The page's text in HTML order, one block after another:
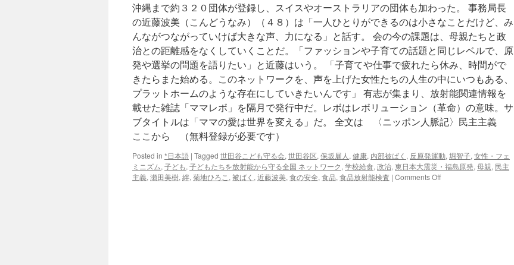
沖縄まで約３２０団体が登録し、スイスやオーストラリアの団体も加わった。 事務局長
の近藤波美（こんどうなみ）（４８）は「一人ひとりができるのは小さなことだけど、み
んながつながっていけば大きな声、力になる」と話す。 会の今の課題は、母親たちと政
治との距離感をなくしていくことだ。「ファッションや子育ての話題と同じレベルで、原
発や選挙の問題を語りたい」と近藤はいう。 「子育てや仕事で疲れたら休み、時間がで
きたらまた始める。このネットワークを、声を上げた女性たちの人生の中にいつもある、
プラットホームのような存在にしていきたいんです」 有志が集まり、放射能関連情報を
載せた雑誌「ママレボ」を隔月で発行中だ。レボはレボリューション（革命）の意味。サ
ブタイトルは「ママの愛は世界を変える」だ。 全文は 〈ニッポン人脈記〉民主主義
ここから （無料登録が必要です）
Posted in *日本語 | Tagged 世田谷こども守る会, 世田谷区, 保坂展人 , 健康, 内部被ばく , 反原発運動, 堀智子, 女性・フェ
ミニズム, 子ども, 子どもたちを放射能から守る全国 ネットワーク, 学校給食, 政治, 東日本大震災・福島原発, 母親, 民主
主義, 瀬田美樹, 絆, 菊地ひろこ , 被ばく , 近藤波美, 食の安全, 食品, 食品放射能検査 | Comments Offon